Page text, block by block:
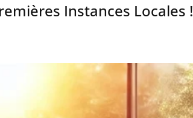
Instances Locales !